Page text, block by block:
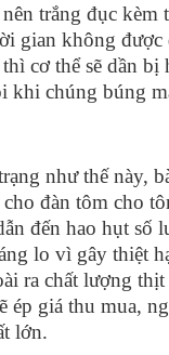
trắng đục kèm
gian không
cơ thể sẽ dần bị
khi chúng búng
như thế này,
đàn tôm cho
đến hao hụt số
lo vì gây thiệt
ra chất lượng
ép giá thu mua,
lớn.